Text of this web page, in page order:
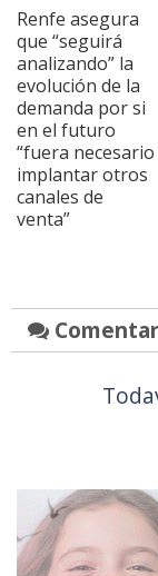
Renfe asegura
que “seguirá
analizando” la
evolución de la
demanda por si
en el futuro
“fuera necesario
implantar otros
canales de
venta”